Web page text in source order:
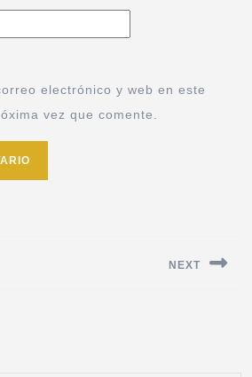
electrónico y web en este
vez que comente.
NEXT